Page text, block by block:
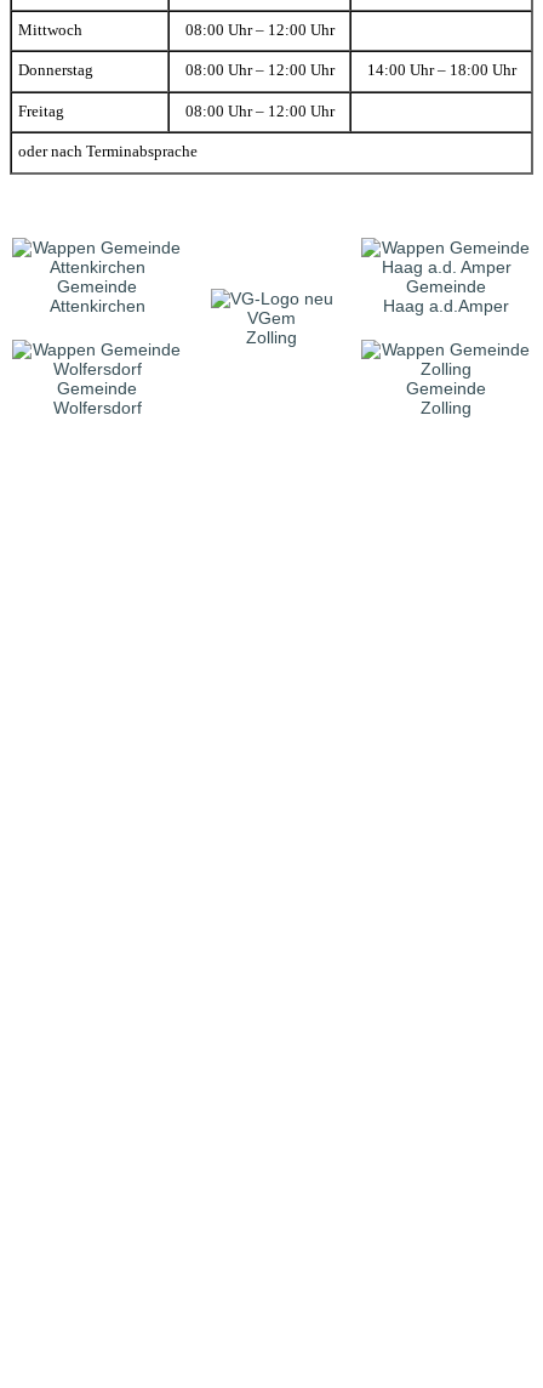
Mittwoch 08:00 Uhr – 12:00 Uhr
Donnerstag 08:00 Uhr – 12:00 Uhr 14:00 Uhr – 18:00 Uhr
Freitag 08:00 Uhr – 12:00 Uhr
oder nach Terminabsprache
Gemeinde
Attenkirchen
VGem
Zolling
Gemeinde
Haag a.d.Amper
Gemeinde
Wolfersdorf
Gemeinde
Zolling